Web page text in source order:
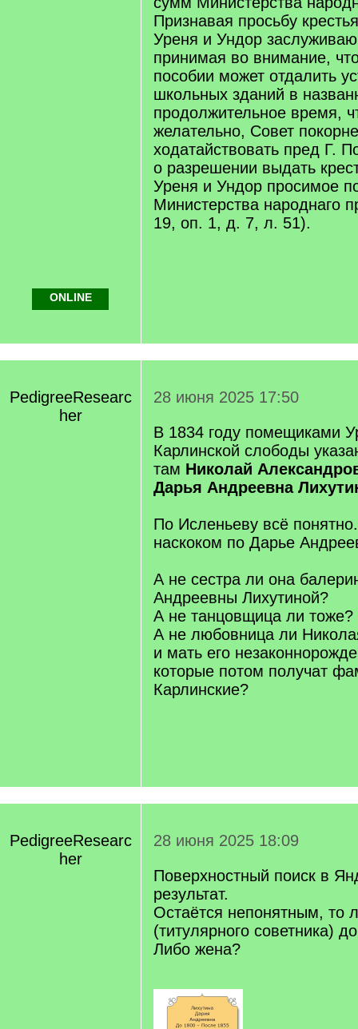
Признавая просьбу
Уреня и Ундор
принимая во внимание,
пособии может отдалить
школьных зданий в
продолжительное время,
желательно, Совет
ходатайствовать пред Г.
о разрешении выдать
Уреня и Ундор просимое
Министерства народнаго
19, оп. 1, д. 7, л. 51).
ONLINE
PedigreeResearc
her
28 июня 2025 17:50
В 1834 году помещиками
Карлинской слободы
там Николай
Дарья Андреевна
По Исленьеву всё
наскоком по Дарье
А не сестра ли она
Андреевны Лихутиной?
А не танцовщица ли тоже?
А не любовница ли
и мать его
которые потом получат
Карлинские?
PedigreeResearc
her
28 июня 2025 18:09
Поверхностный поиск в
результат.
Остаётся непонятным, то
(титулярного советника)
Либо жена?